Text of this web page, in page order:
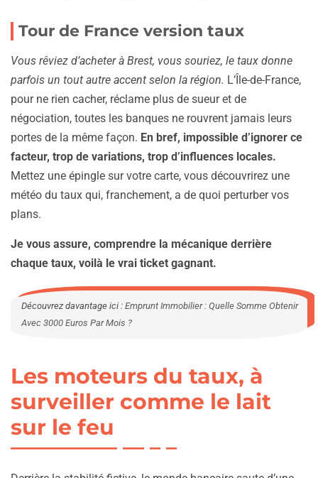
Tour de France version taux
Vous rêviez d’acheter à Brest, vous souriez, le taux donne
parfois un tout autre accent selon la région. L’Île-de-France,
pour ne rien cacher, réclame plus de sueur et de
négociation, toutes les banques ne rouvrent jamais leurs
portes de la même façon. En bref, impossible d’ignorer ce
facteur, trop de variations, trop d’influences locales.
Mettez une épingle sur votre carte, vous découvrirez une
météo du taux qui, franchement, a de quoi perturber vos
plans.
Je vous assure, comprendre la mécanique derrière
chaque taux, voilà le vrai ticket gagnant.
Découvrez davantage ici : Emprunt Immobilier : Quelle Somme Obtenir
Avec 3000 Euros Par Mois ?
Les moteurs du taux, à
surveiller comme le lait
sur le feu